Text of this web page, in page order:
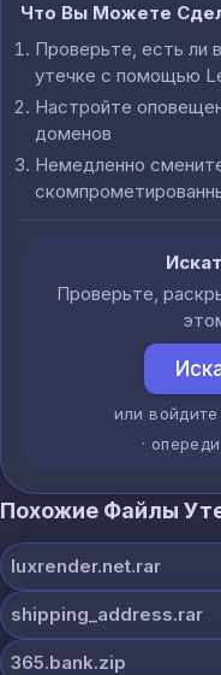
Что Вы Можете
Проверьте, есть ли
утечке с помощью
Настройте
доменов
Немедленно
Проверьте,
или войдите
·
Похожие Файлы
luxrender.net.rar
shipping_address.rar
365.bank.zip